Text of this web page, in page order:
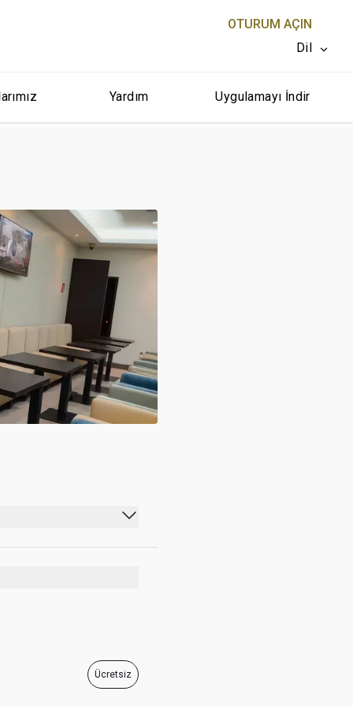
OTURUM AÇIN
Dil
KAPAT X
Yardım Uygulamayı İndir
06:00 - 09:00
06:00 - 09:00
Ücretsiz